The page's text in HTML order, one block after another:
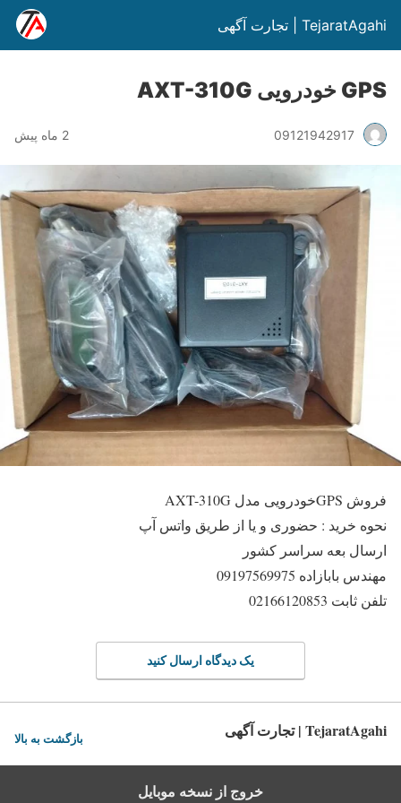
TejaratAgahi | تجارت آگهی
GPS خودرویی AXT-310G
09121942917 2 ماه پیش
فروش GPSخودرویی مدل AXT-310G
نحوه خرید : حضوری و یا از طریق واتس آپ
ارسال بعه سراسر کشور
مهندس بابازاده 09197569975
تلفن ثابت 02166120853
یک دیدگاه ارسال کنید
TejaratAgahi | تجارت آگهی بازگشت به بالا
خروج از نسخه موبایل